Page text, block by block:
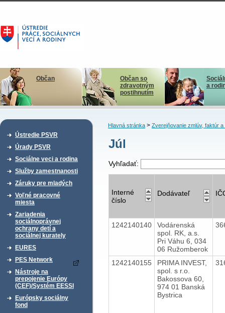
Občan
Občan so
zdravotným
postihnutím
a
Ústredie PSVR
Úrady PSVR
Sociálne veci a rodina
Služby zamestnanosti
Záruky pre mladých
Voľné pracovné
miesta
Zariadenia
sociálnoprávnej
ochrany detí a
sociálnej kurately
EURES
PES Network
Nástroje na
prepojenie Európy
(CEF)/Systém EESSI
Európsky sociálny
fond
Hlavná stránka> Zverejňovanie zmlúv, faktúr a
Júl
Vyhľadať:
Interné
číslo
Dodávateľ
1242140140
Vodárenská
spol. RK, a.s.
Pri Váhu 6, 034
06 Ružomberok
1242140155
PRIMA INVEST,
spol. s r.o.
Bakossova 60,
974 01 Banská
Bystrica